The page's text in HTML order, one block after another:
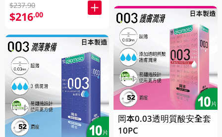
$237.90
$216.00
岡本0.03透明質酸安全套
10PC